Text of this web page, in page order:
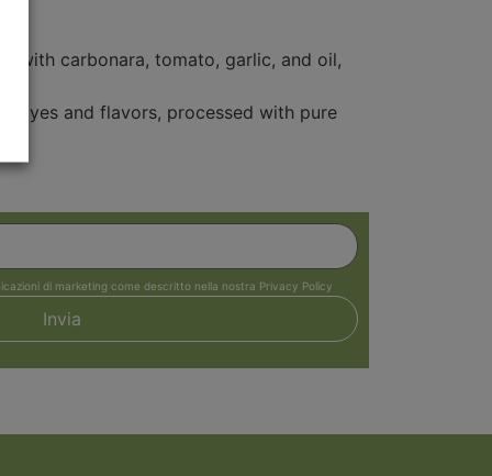
with carbonara, tomato, garlic, and oil,
dyes and flavors, processed with pure
di marketing come descritto nella nostra Privacy Policy